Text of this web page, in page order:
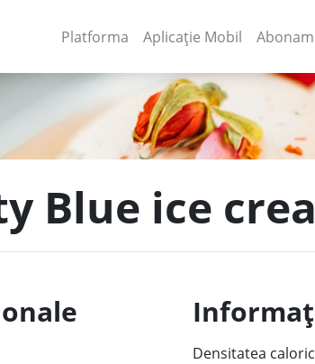
Platforma (current)
Aplicație Mobil (current)
Blue ice
Densitatea